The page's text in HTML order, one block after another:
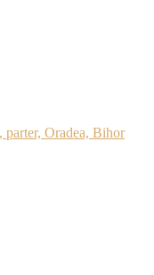
Oradea, Bihor